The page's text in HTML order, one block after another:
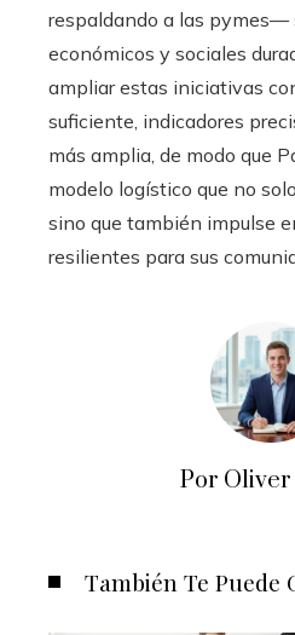
respaldando a las pymes—
económicos y sociales
ampliar estas iniciativas
suficiente, indicadores
más amplia, de modo que
modelo logístico que no
sino que también impulse
resilientes para sus
Por
También Te Puede